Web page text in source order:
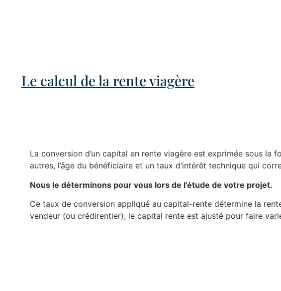
Le calcul de la rente viagère
La conversion d’un capital en rente viagère est exprimée sous la
autres, l’âge du bénéficiaire et un taux d’intérêt technique qui
Nous le déterminons pour vous lors de l’étude de votre projet.
Ce taux de conversion appliqué au capital-rente détermine la
vendeur (ou crédirentier), le capital rente est ajusté pour faire